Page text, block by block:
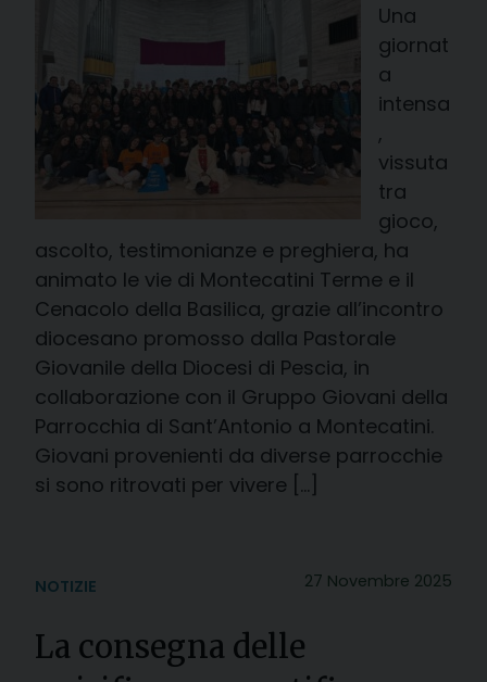
Una
giornat
a
intensa
,
vissuta
tra
gioco,
ascolto, testimonianze e preghiera, ha
animato le vie di Montecatini Terme e il
Cenacolo della Basilica, grazie all’incontro
diocesano promosso dalla Pastorale
Giovanile della Diocesi di Pescia, in
collaborazione con il Gruppo Giovani della
Parrocchia di Sant’Antonio a Montecatini.
Giovani provenienti da diverse parrocchie
si sono ritrovati per vivere […]
27 Novembre 2025
NOTIZIE
La consegna delle